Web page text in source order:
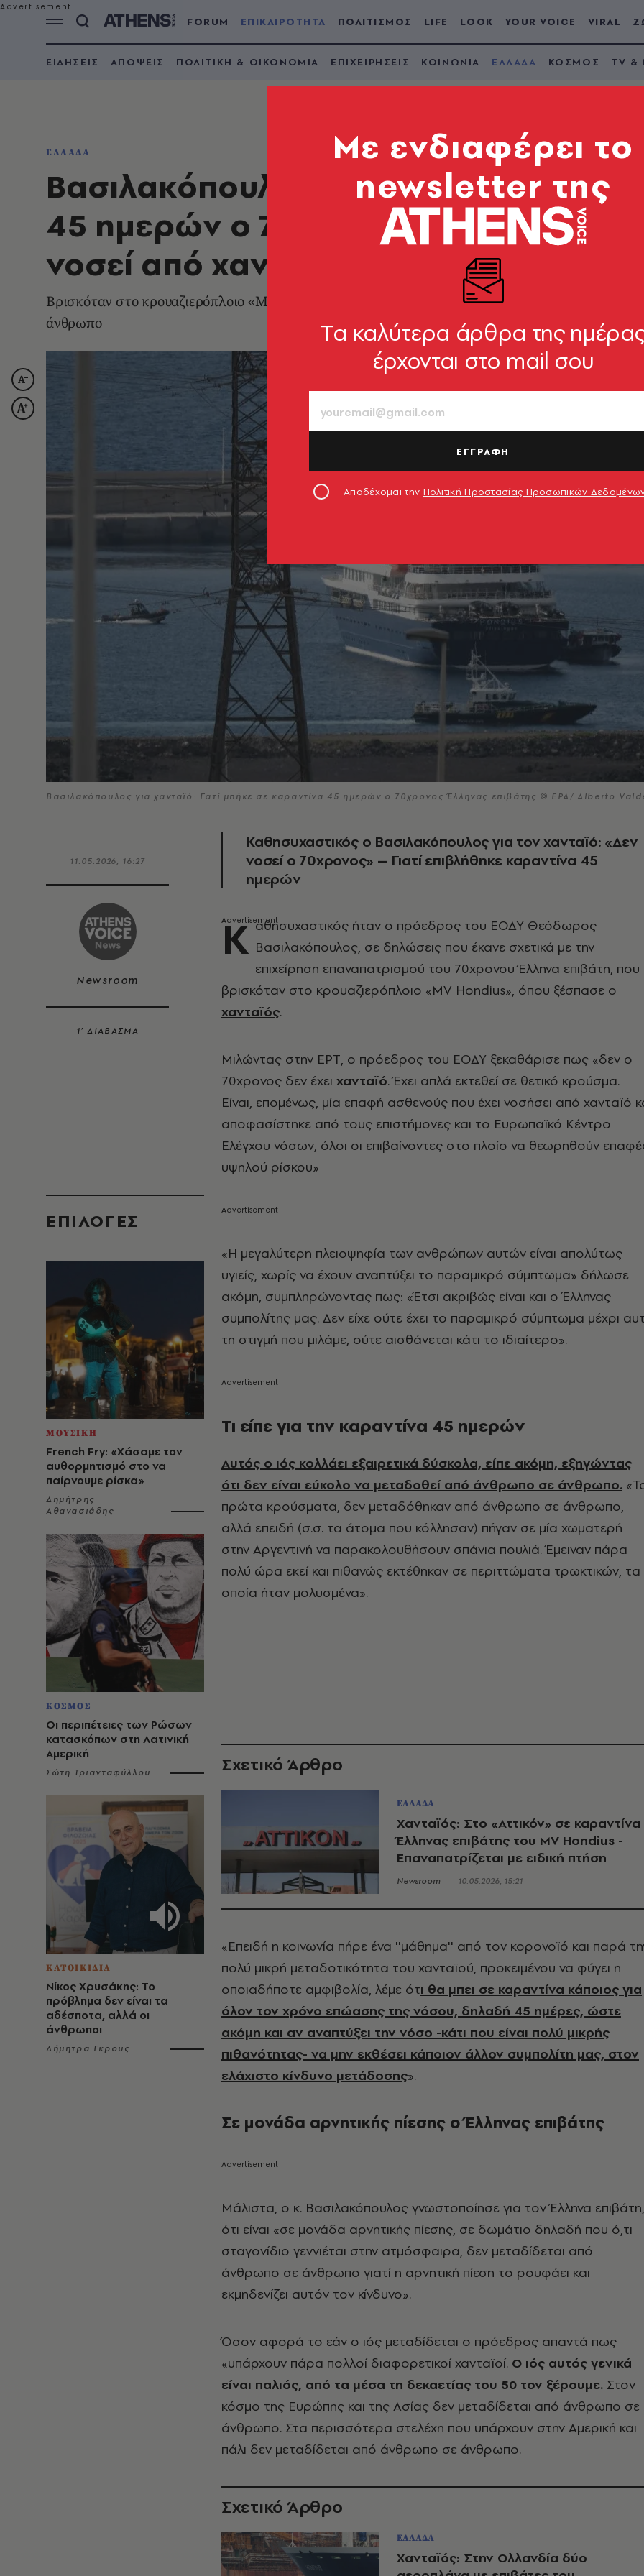
FORUM ΕΠΙΚΑΙΡΟΤΗΤΑ ΠΟΛΙΤΙΣΜΟΣ LIFE LOOK YOUR VOICE VIRAL
ΕΙΔΗΣΕΙΣ ΑΠΟΨΕΙΣ ΠΟΛΙΤΙΚΗ & ΟΙΚΟΝΟΜΙΑ ΕΠΙΧΕΙΡΗΣΕΙΣ ΚΟΙΝΩΝΙΑ ΕΛΛΑΔΑ ΚΟΣΜΟΣ TV &
ΕΛΛΑΔΑ
Βασιλακόπουλος: Γιατί μπήκε σε
45 ημερών ο 70χρονος Έλληνας ενώ
νοσεί από χανταϊό
Βρισκόταν στο κρουαζιερόπλοιο «MV Hondius» - Μόνο ένα στέλεχος μπορεί να μεταδοθεί από
άνθρωπο
Βασιλακόπουλος για χανταϊό: Γατί μπήκε σε καραντίνα 45 ημερών ο 70χρονος Έλληνας επιβάτης © EPA/ Alberto
11.05.2026, 16:27
Newsroom
1’ ΔΙΑΒΑΣΜΑ
EΠΙΛΟΓΈΣ
ΜΟΥΣΙΚΗ
French Fry: «Χάσαμε τον
αυθορμητισμό στο να
παίρνουμε ρίσκα»
Δημήτρης
Αθανασιάδης
ΚΟΣΜΟΣ
Οι περιπέτειες των Ρώσων
κατασκόπων στη Λατινική
Αμερική
Σώτη Τριανταφύλλου
ΚΑΤΟΙΚΙΔΙΑ
Νίκος Χρυσάκης: Το
πρόβλημα δεν είναι τα
αδέσποτα, αλλά οι
άνθρωποι
Δήμητρα Γκρους
Καθησυχαστικός ο Βασιλακόπουλος για τον χανταϊό: «Δεν
νοσεί ο 70χρονος» – Γιατί επιβλήθηκε καραντίνα 45
ημερών
Κ αθησυχαστικός ήταν ο πρόεδρος του ΕΟΔΥ Θεόδωρος
Βασιλακόπουλος, σε δηλώσεις που έκανε σχετικά με την
επιχείρηση επαναπατρισμού του 70χρονου Έλληνα επιβάτη, που
βρισκόταν στο κρουαζιερόπλοιο «MV Hondius», όπου ξέσπασε ο
χανταϊός.
Μιλώντας στην ΕΡΤ, ο πρόεδρος του ΕΟΔΥ ξεκαθάρισε πως «δεν ο
70χρονος δεν έχει χανταϊό. Έχει απλά εκτεθεί σε θετικό κρούσμα.
Είναι, επομένως, μία επαφή ασθενούς που έχει νοσήσει από χανταϊό
αποφασίστηκε από τους επιστήμονες και το Ευρωπαϊκό Κέντρο
Ελέγχου νόσων, όλοι οι επιβαίνοντες στο πλοίο να θεωρηθούν
υψηλού ρίσκου»
«Η μεγαλύτερη πλειοψηφία των ανθρώπων αυτών είναι απολύτως
υγιείς, χωρίς να έχουν αναπτύξει το παραμικρό σύμπτωμα» δήλωσε
ακόμη, συμπληρώνοντας πως: «Έτσι ακριβώς είναι και ο Έλληνας
συμπολίτης μας. Δεν είχε ούτε έχει το παραμικρό σύμπτωμα μέχρι
τη στιγμή που μιλάμε, ούτε αισθάνεται κάτι το ιδιαίτερο».
Τι είπε για την καραντίνα 45 ημερών
Αυτός ο ιός κολλάει εξαιρετικά δύσκολα, είπε ακόμη, εξηγώντας
ότι δεν είναι εύκολο να μεταδοθεί από άνθρωπο σε άνθρωπο.
πρώτα κρούσματα, δεν μεταδόθηκαν από άνθρωπο σε άνθρωπο,
αλλά επειδή (σ.σ. τα άτομα που κόλλησαν) πήγαν σε μία χωματερή
στην Αργεντινή να παρακολουθήσουν σπάνια πουλιά. Έμειναν πάρα
πολύ ώρα εκεί και πιθανώς εκτέθηκαν σε περιττώματα τρωκτικών, τα
οποία ήταν μολυσμένα».
Σχετικό Άρθρο
ΕΛΛΑΔΑ
Χανταϊός: Στο «Αττικόν» σε
Έλληνας επιβάτης του MV Hondius -
Επαναπατρίζεται με ειδική πτήση
Newsroom 10.05.2026, 15:21
«Επειδή η κοινωνία πήρε ένα ''μάθημα'' από τον κορονοϊό και παρά
πολύ μικρή μεταδοτικότητα του χανταϊού, προκειμένου να φύγει η
οποιαδήποτε αμφιβολία, λέμε ότι θα μπει σε καραντίνα κάποιος για
όλον τον χρόνο επώασης της νόσου, δηλαδή 45 ημέρες, ώστε
ακόμη και αν αναπτύξει την νόσο -κάτι που είναι πολύ μικρής
πιθανότητας- να μην εκθέσει κάποιον άλλον συμπολίτη μας, στον
ελάχιστο κίνδυνο μετάδοσης».
Σε μονάδα αρνητικής πίεσης ο Έλληνας επιβάτης
Μάλιστα, ο κ. Βασιλακόπουλος γνωστοποίησε για τον Έλληνα επιβάτη,
ότι είναι «σε μονάδα αρνητικής πίεσης, σε δωμάτιο δηλαδή που ό,τι
σταγονίδιο γεννιέται στην ατμόσφαιρα, δεν μεταδίδεται από
άνθρωπο σε άνθρωπο γιατί η αρνητική πίεση το ρουφάει και
εκμηδενίζει αυτόν τον κίνδυνο».
Όσον αφορά το εάν ο ιός μεταδίδεται ο πρόεδρος απαντά πως
«υπάρχουν πάρα πολλοί διαφορετικοί χανταϊοί. Ο ιός αυτός γενικά
είναι παλιός, από τα μέσα τη δεκαετίας του 50 τον ξέρουμε. Στον
κόσμο της Ευρώπης και της Ασίας δεν μεταδίδεται από άνθρωπο σε
άνθρωπο. Στα περισσότερα στελέχη που υπάρχουν στην Αμερική και
πάλι δεν μεταδίδεται από άνθρωπο σε άνθρωπο.
Σχετικό Άρθρο
ΕΛΛΑΔΑ
Χανταϊός: Στην Ολλανδία δύο
Mε ενδιαφέρει το
newsletter της
Tα καλύτερα άρθρα της
έρχονται στο mail σου
ΕΓΓΡΑΦΗ
Αποδέχομαι την Πολιτική Προστασίας Προσωπικών